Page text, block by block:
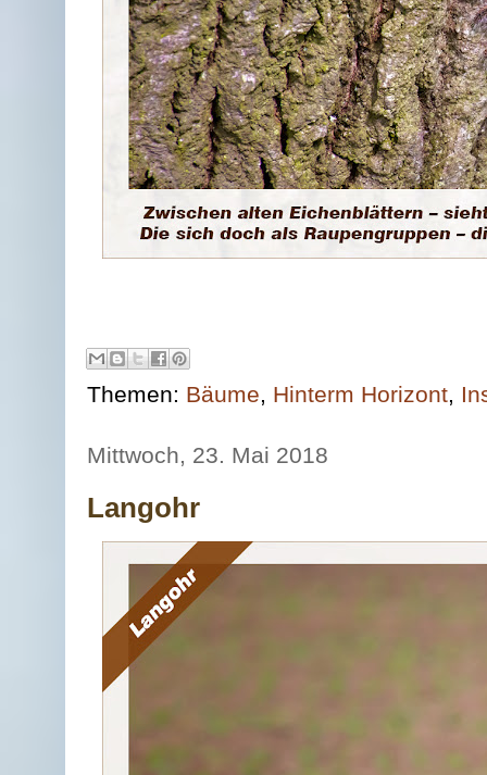
Themen: Bäume, Hinterm Horizont,
Mittwoch, 23. Mai 2018
Langohr